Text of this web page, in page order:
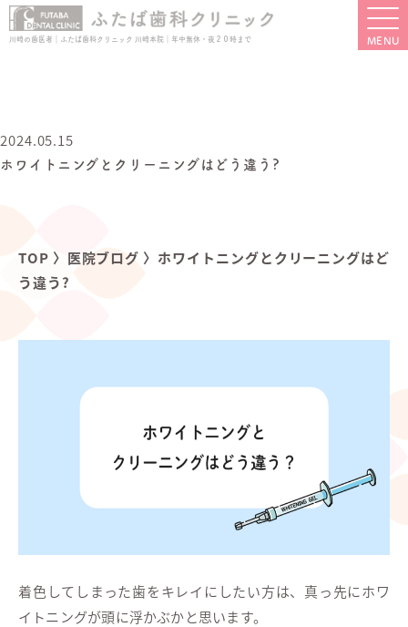
川崎の歯医者｜ふたば歯科クリニック 川崎本院｜年中無休・夜２０時まで
2024.05.15
ホワイトニングとクリーニングはどう違う?
TOP 〉 医院ブログ 〉 ホワイトニングとクリーニングはど
う違う?
着色してしまった歯をキレイにしたい方は、真っ先にホワ
イトニングが頭に浮かぶかと思います。